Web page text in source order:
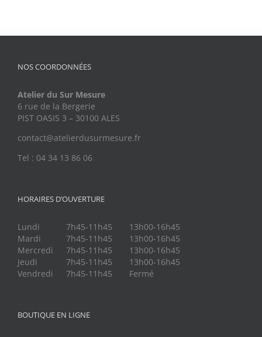
NOS COORDONNÉES
Atelier du Sur Mesure
6 rue de la Bergerie
PIST OASIS 3 – 30100 ALES
contact@atelierdusurmesure.fr
Tel : 04 34 13 86 06
HORAIRES D’OUVERTURE
Lundi 7h45-11h45
13h00-16h45
Mardi
7h45-11h45
13h00-16h45
Mercredi
7h45-11h45
13h00-16h45
Jeudi
7h45-11h45
13h00-16h45
Vendredi
7h45-11h45 Fermé
BOUTIQUE EN LIGNE